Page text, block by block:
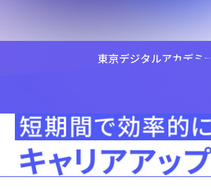
東京デジタルアカデミー